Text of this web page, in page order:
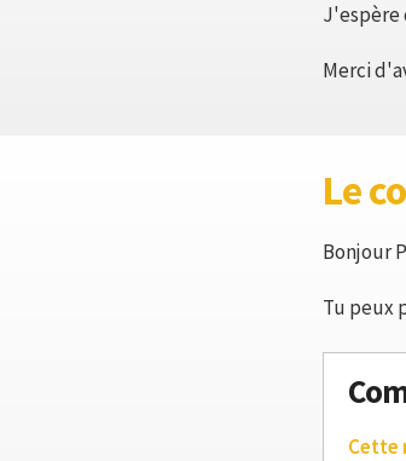
J'espère
Merci
Le
Bonjour
Tu peux
Cette